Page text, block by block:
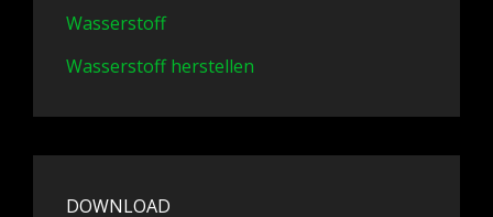
Wasserstoff
Wasserstoff herstellen
DOWNLOAD